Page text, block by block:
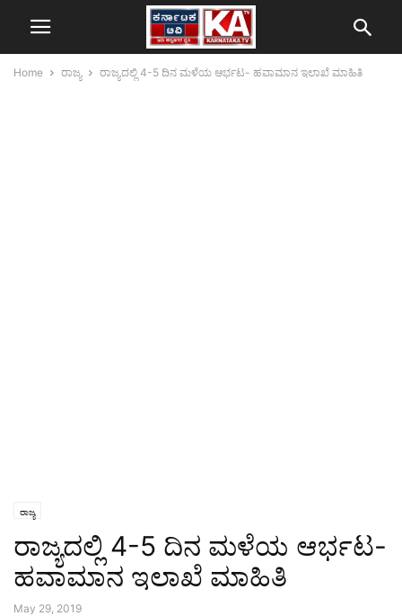
Home ರಾಜ್ಯ ರಾಜ್ಯದಲ್ಲಿ 4-5 ದಿನ ಮಳೆಯ ಆರ್ಭಟ- ಹವಾಮಾನ ಇಲಾಖೆ ಮಾಹಿತಿ
ರಾಜ್ಯ
ರಾಜ್ಯದಲ್ಲಿ 4-5 ದಿನ ಮಳೆಯ ಆರ್ಭಟ-
ಹವಾಮಾನ ಇಲಾಖೆ ಮಾಹಿತಿ
May 29, 2019